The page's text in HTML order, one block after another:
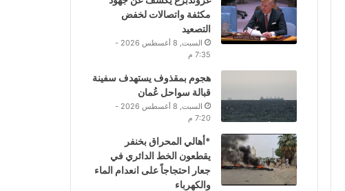
مكثفة واتصالات لخفض
التصعيد
السبت, 8 أغسطس 2026 -
7:35 م
هجوم بمقذوف يستهدف سفينة
قبالة سواحل عُمان
السبت, 8 أغسطس 2026 -
7:20 م
*أهالي المحراق بخنفر
يقطعون الخط الدائري في
جعار احتجاجاً على انعدام الماء
والكهرباء